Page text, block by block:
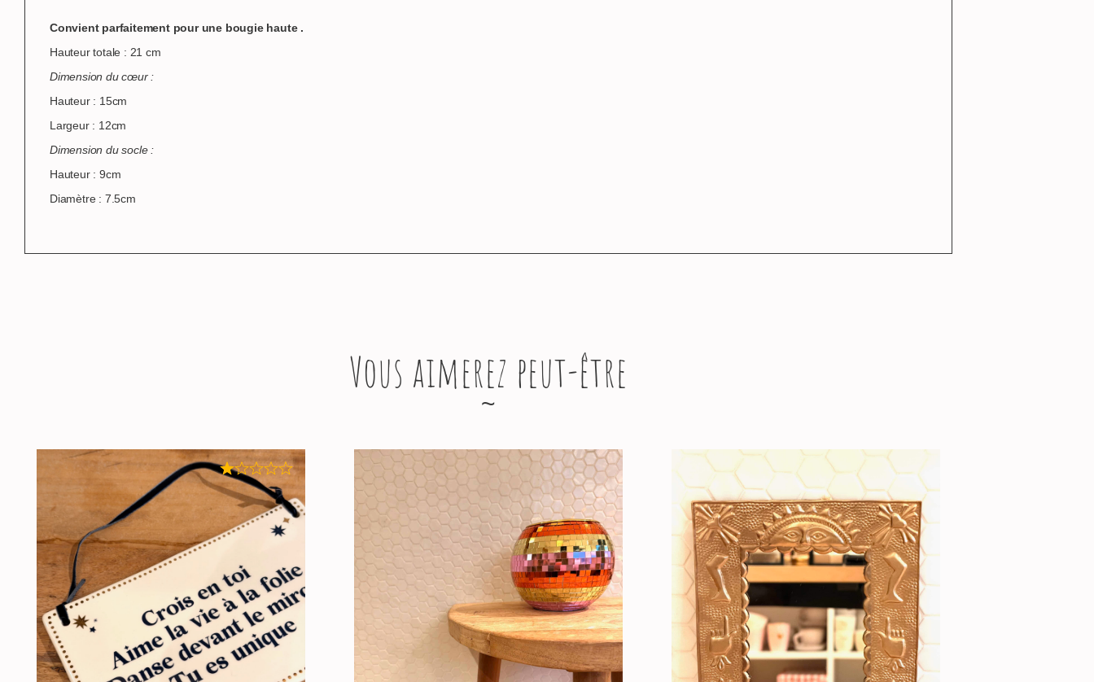
Convient parfaitement pour une bougie haute .
Hauteur totale : 21 cm
Dimension du cœur :
Hauteur : 15cm
Largeur : 12cm
Dimension du socle :
Hauteur : 9cm
Diamètre : 7.5cm
Vous aimerez peut-être